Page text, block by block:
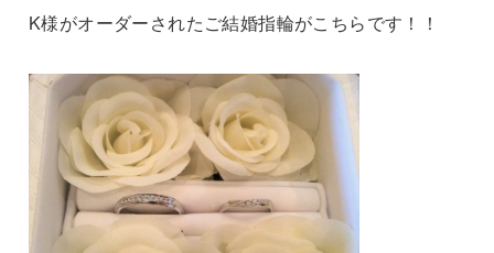
K様がオーダーされたご結婚指輪がこちらです！！